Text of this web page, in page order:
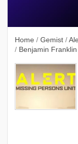
Home / Gemist /
/ Benjamin Franklin